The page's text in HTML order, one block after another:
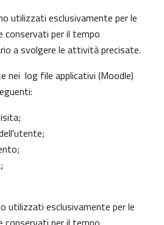
utilizzati esclusivamente per le
conservati per il tempo
a svolgere le attività precisate.
nei log file applicativi (Moodle)
utilizzati esclusivamente per le